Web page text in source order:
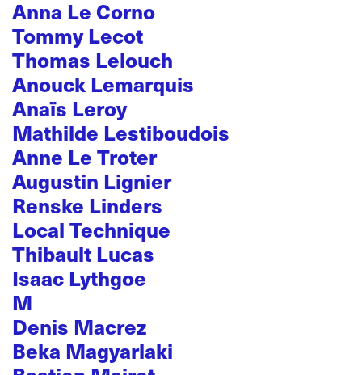
Anna Le Corno
Tommy Lecot
Thomas Lelouch
Anouck Lemarquis
Anaïs Leroy
Mathilde Lestiboudois
Anne Le Troter
Augustin Lignier
Renske Linders
Local Technique
Thibault Lucas
Isaac Lythgoe
M
Denis Macrez
Beka Magyarlaki